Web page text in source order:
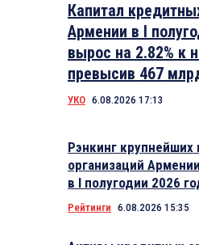
Капитал
Армении в I
вырос на 2.82% к
превысив 467
УКО 6.08.2026 17:13
Рэнкинг
организаций
в I полугодии 2026
Рейтинги 6.08.2026 15:35